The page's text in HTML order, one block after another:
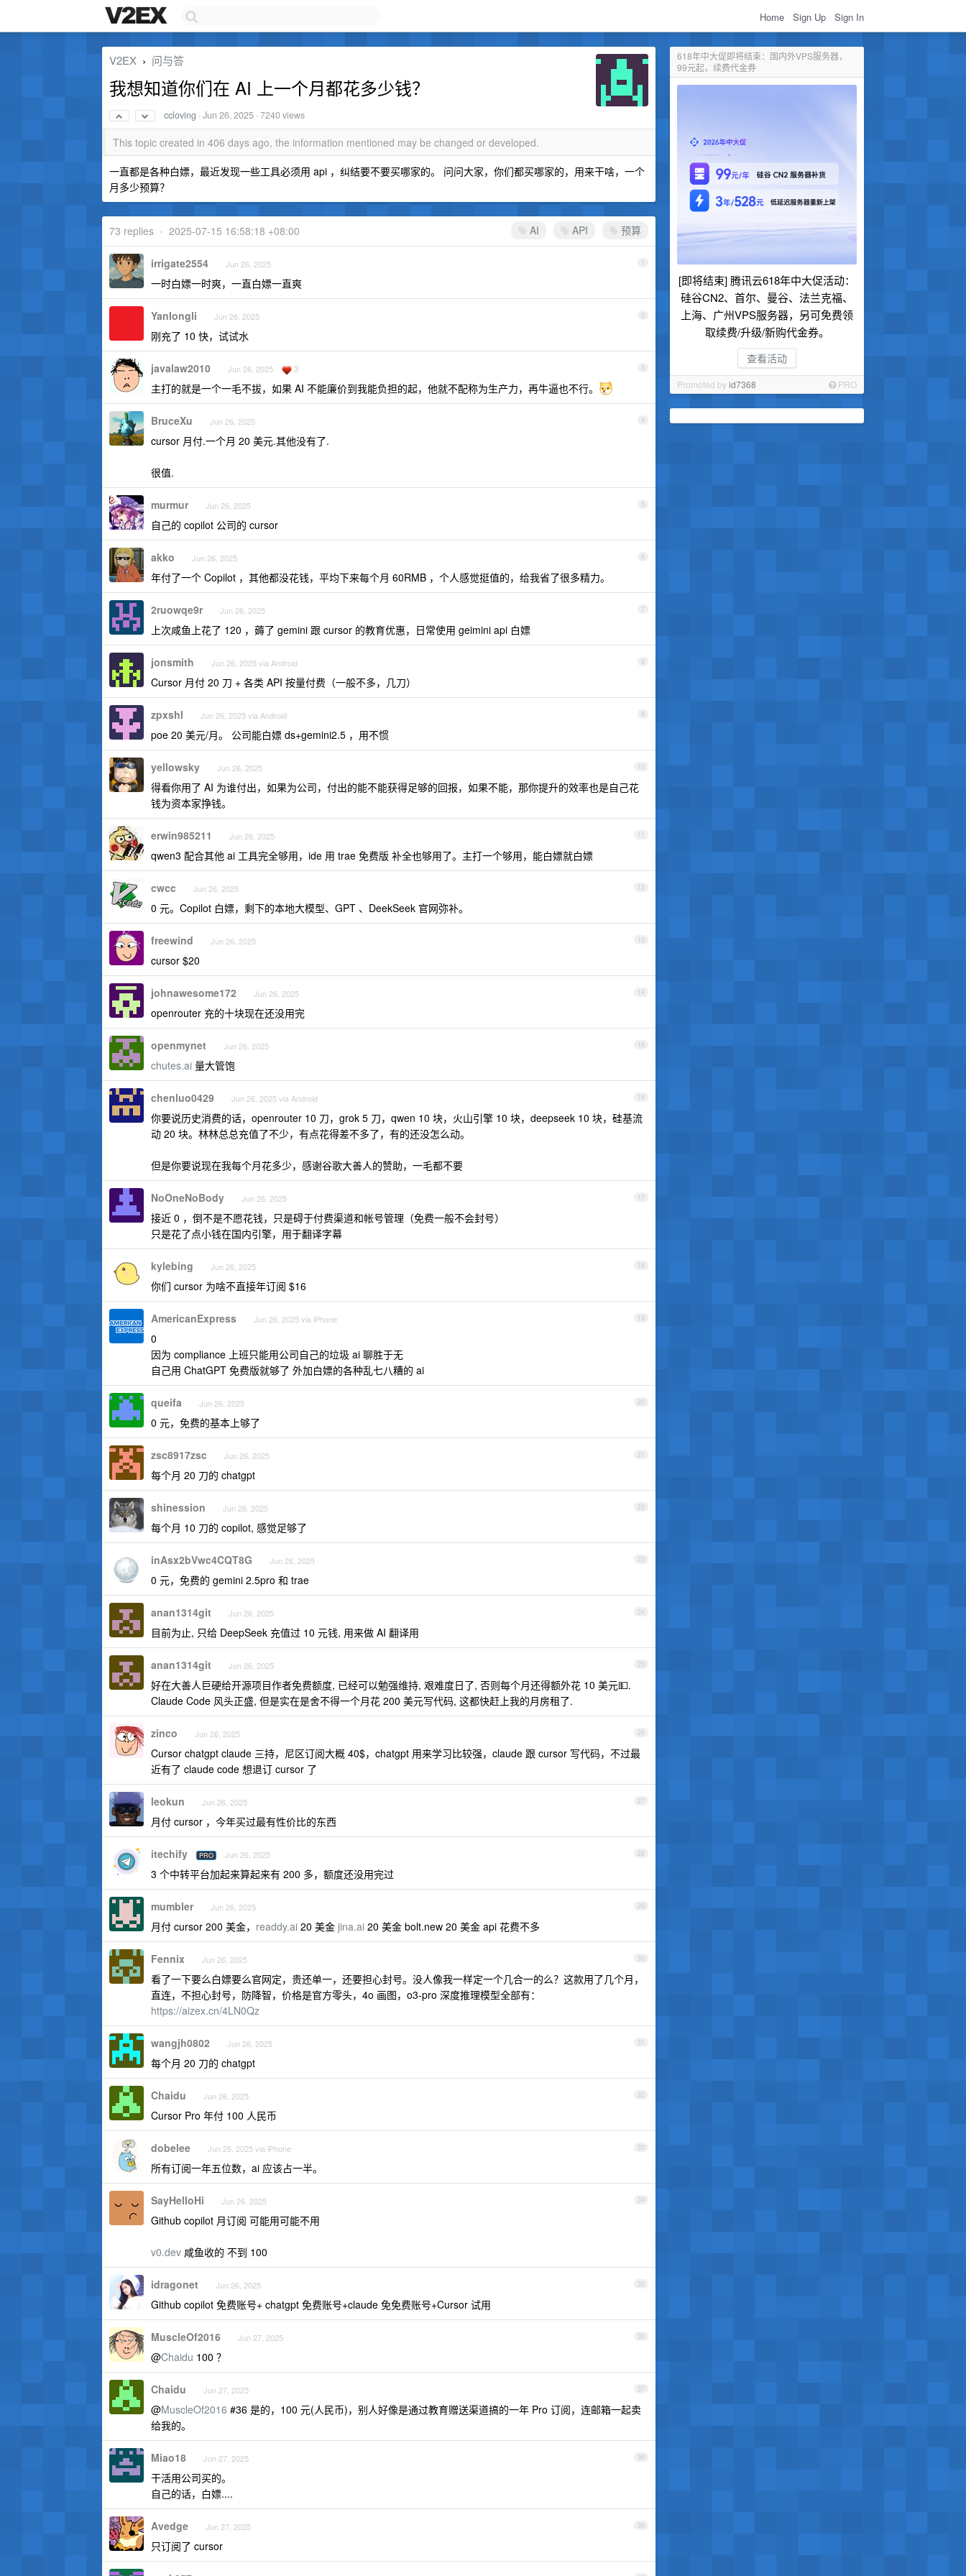
Home Sign Up Sign In
618年中大促即将结束：国内外VPS服务器，
99元起，续费代金券
[即将结束] 腾讯云618年中大促活动：
硅谷CN2、首尔、曼谷、法兰克福、
上海、广州VPS服务器，另可免费领
取续费/升级/新购代金券。
查看活动
Promoted byid7368 PRO
V2EX › 问与答
我想知道你们在 AI 上一个月都花多少钱？
ccloving ·Jun 26, 2025 · 7240 views
This topic created in 406 days ago, the information mentioned may be changed or developed.
一直都是各种白嫖，最近发现一些工具必须用 api ，纠结要不要买哪家的。 问问大家，你们都买哪家的，用来干啥，一个
月多少预算？
AI API 预算
73 replies • 2025-07-15 16:58:18 +08:00
1
irrigate2554 Jun 26, 2025
一时白嫖一时爽，一直白嫖一直爽
2
Yanlongli Jun 26, 2025
刚充了 10 快，试试水
3
javalaw2010 Jun 26, 2025 3
主打的就是一个一毛不拔，如果 AI 不能廉价到我能负担的起，他就不配称为生产力，再牛逼也不行。
4
BruceXu Jun 26, 2025
cursor 月付.一个月 20 美元.其他没有了.
很值.
5
murmur Jun 26, 2025
自己的 copilot 公司的 cursor
6
akko Jun 26, 2025
年付了一个 Copilot ，其他都没花钱，平均下来每个月 60RMB ，个人感觉挺值的，给我省了很多精力。
7
2ruowqe9r Jun 26, 2025
上次咸鱼上花了 120 ，薅了 gemini 跟 cursor 的教育优惠，日常使用 geimini api 白嫖
8
jonsmith Jun 26, 2025 via Android
Cursor 月付 20 刀 + 各类 API 按量付费（一般不多，几刀）
9
zpxshl Jun 26, 2025 via Android
poe 20 美元/月。 公司能白嫖 ds+gemini2.5 ，用不惯
10
yellowsky Jun 26, 2025
得看你用了 AI 为谁付出，如果为公司，付出的能不能获得足够的回报，如果不能，那你提升的效率也是自己花
钱为资本家挣钱。
11
erwin985211 Jun 26, 2025
qwen3 配合其他 ai 工具完全够用，ide 用 trae 免费版 补全也够用了。主打一个够用，能白嫖就白嫖
12
cwcc Jun 26, 2025
0 元。Copilot 白嫖，剩下的本地大模型、GPT 、DeekSeek 官网弥补。
13
freewind Jun 26, 2025
cursor $20
14
johnawesome172 Jun 26, 2025
openrouter 充的十块现在还没用完
15
openmynet Jun 26, 2025
chutes.ai 量大管饱
16
chenluo0429 Jun 26, 2025 via Android
你要说历史消费的话，openrouter 10 刀，grok 5 刀，qwen 10 块，火山引擎 10 块，deepseek 10 块，硅基流
动 20 块。林林总总充值了不少，有点花得差不多了，有的还没怎么动。
但是你要说现在我每个月花多少，感谢谷歌大善人的赞助，一毛都不要
17
NoOneNoBody Jun 26, 2025
接近 0 ，倒不是不愿花钱，只是碍于付费渠道和帐号管理（免费一般不会封号）
只是花了点小钱在国内引擎，用于翻译字幕
18
kylebing Jun 26, 2025
你们 cursor 为啥不直接年订阅 $16
19
AmericanExpress Jun 26, 2025 via iPhone
0
因为 compliance 上班只能用公司自己的垃圾 ai 聊胜于无
自己用 ChatGPT 免费版就够了 外加白嫖的各种乱七八糟的 ai
20
queifa Jun 26, 2025
0 元，免费的基本上够了
21
zsc8917zsc Jun 26, 2025
每个月 20 刀的 chatgpt
22
shinession Jun 26, 2025
每个月 10 刀的 copilot, 感觉足够了
23
inAsx2bVwc4CQT8G Jun 26, 2025
0 元，免费的 gemini 2.5pro 和 trae
24
anan1314git Jun 26, 2025
目前为止, 只给 DeepSeek 充值过 10 元钱, 用来做 AI 翻译用
25
anan1314git Jun 26, 2025
好在大善人巨硬给开源项目作者免费额度, 已经可以勉强维持, 艰难度日了, 否则每个月还得额外花 10 美元💵.
Claude Code 风头正盛, 但是实在是舍不得一个月花 200 美元写代码, 这都快赶上我的月房租了.
26
zinco Jun 26, 2025
Cursor chatgpt claude 三持，尼区订阅大概 40$，chatgpt 用来学习比较强，claude 跟 cursor 写代码，不过最
近有了 claude code 想退订 cursor 了
27
leokun Jun 26, 2025
月付 cursor ，今年买过最有性价比的东西
28
itechify PRO Jun 26, 2025
3 个中转平台加起来算起来有 200 多，额度还没用完过
29
mumbler Jun 26, 2025
月付 cursor 200 美金， readdy.ai 20 美金 jina.ai 20 美金 bolt.new 20 美金 api 花费不多
30
Fennix Jun 26, 2025
看了一下要么白嫖要么官网定，贵还单一，还要担心封号。没人像我一样定一个几合一的么？这款用了几个月，
直连，不担心封号，防降智，价格是官方零头，4o 画图，o3-pro 深度推理模型全部有：
https://aizex.cn/4LN0Qz
31
wangjh0802 Jun 26, 2025
每个月 20 刀的 chatgpt
32
Chaidu Jun 26, 2025
Cursor Pro 年付 100 人民币
33
dobelee Jun 26, 2025 via iPhone
所有订阅一年五位数，ai 应该占一半。
34
SayHelloHi Jun 26, 2025
Github copilot 月订阅 可能用可能不用
v0.dev 咸鱼收的 不到 100
35
idragonet Jun 26, 2025
Github copilot 免费账号+ chatgpt 免费账号+claude 免免费账号+Cursor 试用
36
MuscleOf2016 Jun 27, 2025
@Chaidu 100 ？
37
Chaidu Jun 27, 2025
@MuscleOf2016 #36 是的，100 元(人民币)，别人好像是通过教育赠送渠道搞的一年 Pro 订阅，连邮箱一起卖
给我的。
38
Miao18 Jun 27, 2025
干活用公司买的。
自己的话，白嫖....
39
Avedge Jun 27, 2025
只订阅了 cursor